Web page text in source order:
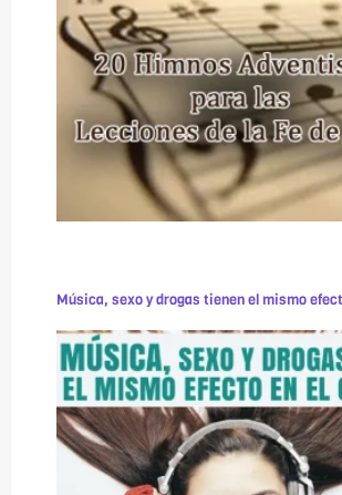
Música, sexo y drogas tienen el mismo